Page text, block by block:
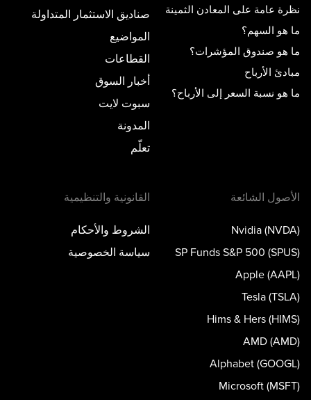
نظرة عامة على المعادن الثمينة
ما هو السهم؟
ما هو صندوق المؤشرات؟
مبادئ الأرباح
ما هو نسبة السعر إلى الأرباح؟
صناديق الاستثمار المتداولة
المواضيع
القطاعات
أخبار السوق
سبوت لايت
المدونة
تعلّم
الأصول الشائعة
Nvidia (NVDA)
SP Funds S&P 500 (SPUS)
Apple (AAPL)
Tesla (TSLA)
Hims & Hers (HIMS)
AMD (AMD)
Alphabet (GOOGL)
Microsoft (MSFT)
القانونية والتنظيمية
الشروط والأحكام
سياسة الخصوصية